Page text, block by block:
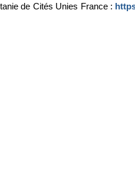
de Cités Unies France :